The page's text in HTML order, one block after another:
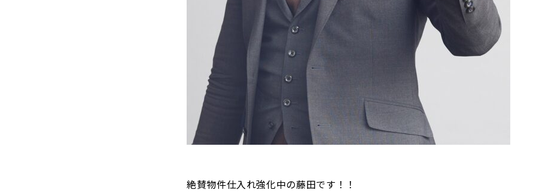
絶賛物件仕入れ強化中の藤田です！！